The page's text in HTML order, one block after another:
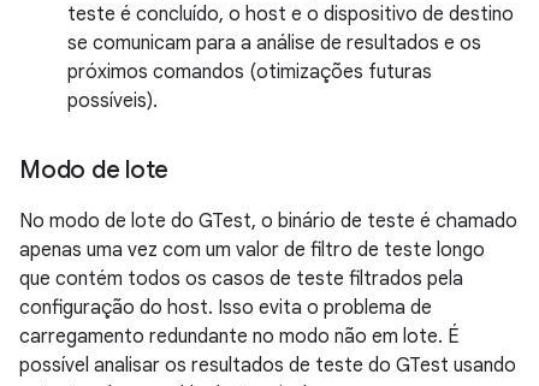
teste é concluído, o host e o dispositivo de destino
se comunicam para a análise de resultados e os
próximos comandos (otimizações futuras
possíveis).
Modo de lote
No modo de lote do GTest, o binário de teste é chamado
apenas uma vez com um valor de filtro de teste longo
que contém todos os casos de teste filtrados pela
configuração do host. Isso evita o problema de
carregamento redundante no modo não em lote. É
possível analisar os resultados de teste do GTest usando